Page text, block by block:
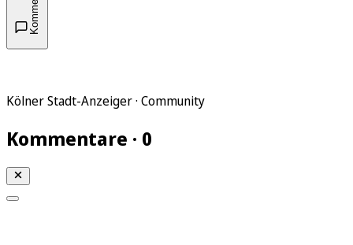
Kölner Stadt-Anzeiger · Community
Kommentare · 0